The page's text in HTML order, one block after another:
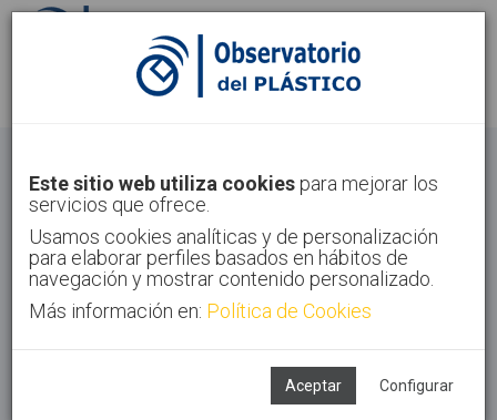
Identifícate Regístrate
Inicio Tecnologías Extrusión
Este sitio web utiliza cookies para mejorar los
servicios que ofrece.
Usamos cookies analíticas y de personalización
para elaborar perfiles basados en hábitos de
navegación y mostrar contenido personalizado.
Más información en: Política de Cookies
Aceptar Configurar
TECNOLOGÍAS ASOCIADAS